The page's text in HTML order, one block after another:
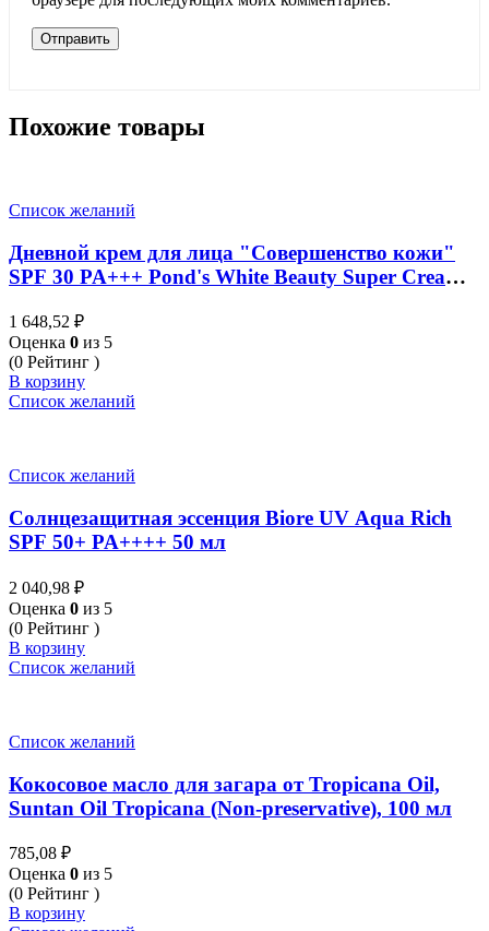
Похожие товары
Список желаний
Дневной крем для лица "Совершенство кожи"
SPF 30 PA+++ Pond's White Beauty Super Cream
1 648,52 ₽
Оценка 0 из 5
(0 Рейтинг )
В корзину
Список желаний
Список желаний
Солнцезащитная эссенция Biore UV Aqua Rich
SPF 50+ PA++++ 50 мл
2 040,98 ₽
Оценка 0 из 5
(0 Рейтинг )
В корзину
Список желаний
Список желаний
Кокосовое масло для загара от Tropicana Oil,
Suntan Oil Tropicana (Non-preservative), 100 мл
785,08 ₽
Оценка 0 из 5
(0 Рейтинг )
В корзину